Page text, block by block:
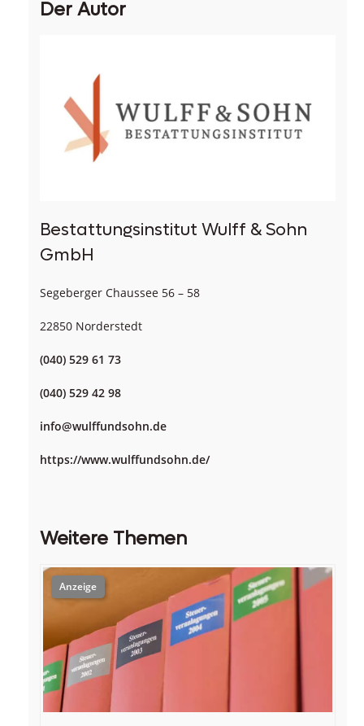
Der Autor
Bestattungsinstitut Wulff & Sohn
GmbH
Segeberger Chaussee 56 – 58
22850 Norderstedt
(040) 529 61 73
(040) 529 42 98
info@wulffundsohn.de
https://www.wulffundsohn.de/
Weitere Themen